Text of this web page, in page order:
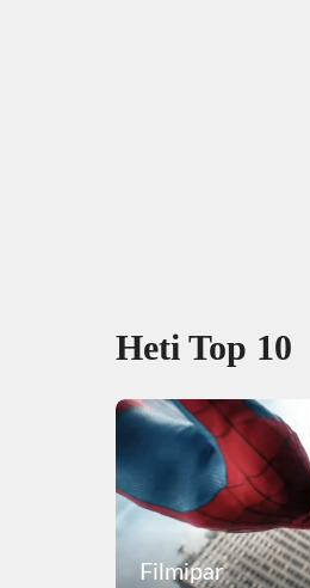
Heti Top 10
Filmipar